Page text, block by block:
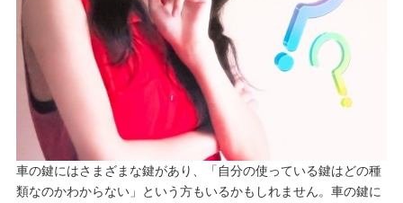
車の鍵にはさまざまな鍵があり、「自分の使っている鍵はどの種
類なのかわからない」という方もいるかもしれません。車の鍵に